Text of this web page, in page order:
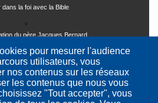
dans la foi avec la Bible
du père Jacques Bernard
pour mesurer l'audience
utilisateurs, vous
nos contenus sur les réseaux
les contenus que nous vous
"Tout accepter", vous